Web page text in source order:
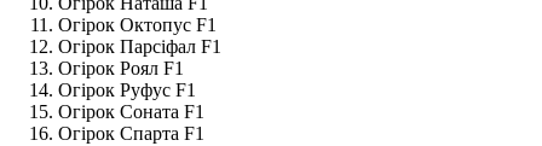
Огірок Октопус F1
Огірок Парсіфал F1
Огірок Роял F1
Огірок Руфус F1
Огірок Соната F1
Огірок Спарта F1